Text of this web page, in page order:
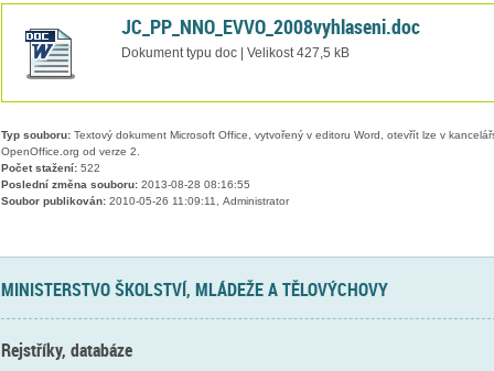
JC_PP_NNO_EVVO_2008vyhlaseni.doc
Dokument typu doc | Velikost 427,5 kB
Typ souboru:Textový dokument Microsoft Office, vytvořený v editoru Word, otevřít lze v
OpenOffice.org od verze 2.
Počet stažení:522
Poslední změna souboru:2013-08-28 08:16:55
Soubor publikován:2010-05-26 11:09:11, Administrator
MINISTERSTVO ŠKOLSTVÍ, MLÁDEŽE A TĚLOVÝCHOVY
Rejstříky, databáze